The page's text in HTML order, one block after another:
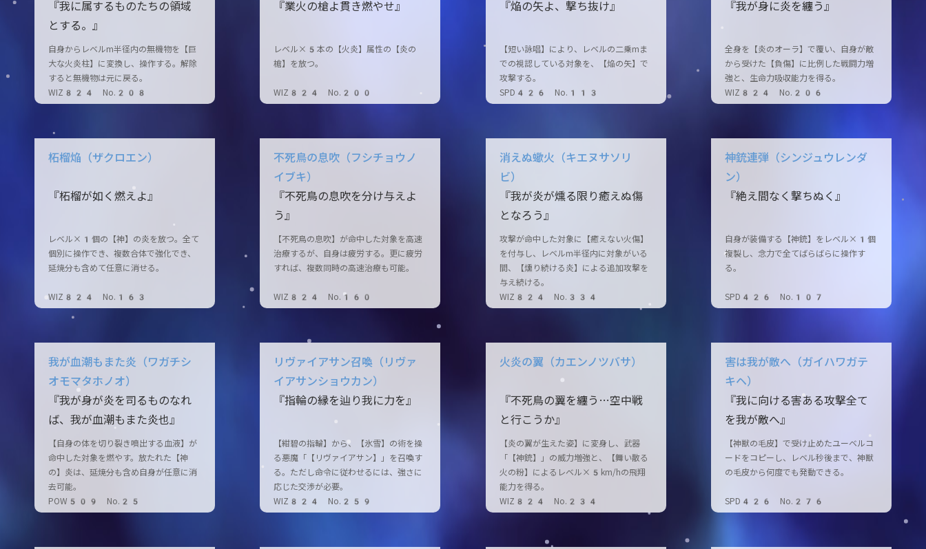
『我に属するものたちの領域
とする。』
自身からレベルm半径内の無機物を【巨
大な火炎柱】に変換し、操作する。解除
すると無機物は元に戻る。
WIZ824 No.208
『業火の槍よ貫き燃やせ』
レベル×5本の【火炎】属性の【炎の
槍】を放つ。
WIZ824 No.200
『焔の矢よ、撃ち抜け』
【短い詠唱】により、レベルの二乗mま
での視認している対象を、【焔の矢】で
攻撃する。
SPD426 No.113
『我が身に炎を纏う』
全身を【炎のオーラ】で覆い、自身が敵
から受けた【負傷】に比例した戦闘力増
強と、生命力吸収能力を得る。
WIZ824 No.206
柘榴焔（ザクロエン）
『柘榴が如く燃えよ』
レベル×1個の【神】の炎を放つ。全て
個別に操作でき、複数合体で強化でき、
延焼分も含めて任意に消せる。
WIZ824 No.163
不死鳥の息吹（フシチョウノ
イブキ）
『不死鳥の息吹を分け与えよ
う』
【不死鳥の息吹】が命中した対象を高速
治療するが、自身は疲労する。更に疲労
すれば、複数同時の高速治療も可能。
WIZ824 No.160
消えぬ蠍火（キエヌサソリ
ビ）
『我が炎が燻る限り癒えぬ傷
となろう』
攻撃が命中した対象に【癒えない火傷】
を付与し、レベルm半径内に対象がいる
間、【燻り続ける炎】による追加攻撃を
与え続ける。
WIZ824 No.334
神銃連弾（シンジュウレンダ
ン）
『絶え間なく撃ちぬく』
自身が装備する【神銃】をレベル×1個
複製し、念力で全てばらばらに操作す
る。
SPD426 No.107
我が血潮もまた炎（ワガチシ
オモマタホノオ）
『我が身が炎を司るものなれ
ば、我が血潮もまた炎也』
【自身の体を切り裂き噴出する血液】が
命中した対象を燃やす。放たれた【神
の】炎は、延焼分も含め自身が任意に消
去可能。
POW509 No.25
リヴァイアサン召喚（リヴァ
イアサンショウカン）
『指輪の縁を辿り我に力を』
【紺碧の指輪】から、【氷雪】の術を操
る悪魔「【リヴァイアサン】」を召喚す
る。ただし命令に従わせるには、強さに
応じた交渉が必要。
WIZ824 No.259
火炎の翼（カエンノツバサ）
『不死鳥の翼を纏う…空中戦
と行こうか』
【炎の翼が生えた姿】に変身し、武器
「【神銃】」の威力増強と、【舞い散る
火の粉】によるレベル×5km/hの飛翔
能力を得る。
WIZ824 No.234
害は我が敵へ（ガイハワガテ
キヘ）
『我に向ける害ある攻撃全て
を我が敵へ』
【神獣の毛皮】で受け止めたユーベルコ
ードをコピーし、レベル秒後まで、神獣
の毛皮から何度でも発動できる。
SPD426 No.276